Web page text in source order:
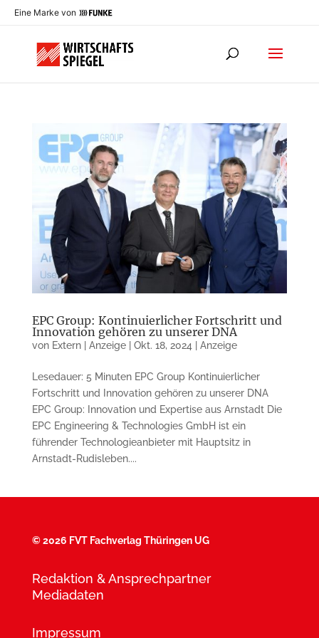
Eine Marke von
EPC Group: Kontinuierlicher Fortschritt und
Innovation gehören zu unserer DNA
von Extern | Anzeige| Okt. 18, 2024 Anzeige
Lesedauer: 5 Minuten EPC Group Kontinuierlicher
Fortschritt und Innovation gehören zu unserer DNA
EPC Group: Innovation und Expertise aus Arnstadt Die
EPC Engineering & Technologies GmbH ist ein
führender Technologieanbieter mit Hauptsitz in
Arnstadt-Rudisleben....
©2026 FVT Fachverlag Thüringen UG
Redaktion & Ansprechpartner
Mediadaten
Impressum